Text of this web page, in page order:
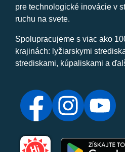
pre technologické inovácie v
ruchu na svete.
Spolupracujeme s viac ako
krajinách: lyžiarskymi
strediskami, kúpaliskami a